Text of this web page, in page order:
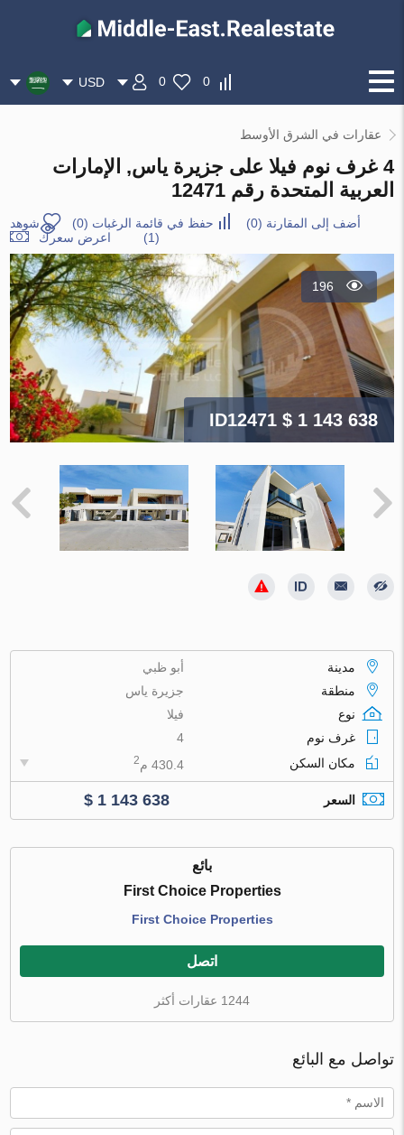
0
0
USD
عقارات في الشرق الأوسط
4 غرف نوم فيلا على جزيرة ياس, الإمارات
العربية المتحدة رقم 12471
أضف إلى المقارنة (
0
) حفظ في قائمة الرغبات (
0
)
شوهد
(1)
اعرض سعرك
196
ID12471$ 1 143 638
مدينة
أبو ظبي
منطقة
جزيرة ياس
نوع
فيلا
غرف نوم
4
مكان السكن
430.4 م 2
السعر $ 1 143 638
بائع
First Choice Properties
First Choice Properties
اتصل
1244 عقارات أكثر
تواصل مع البائع